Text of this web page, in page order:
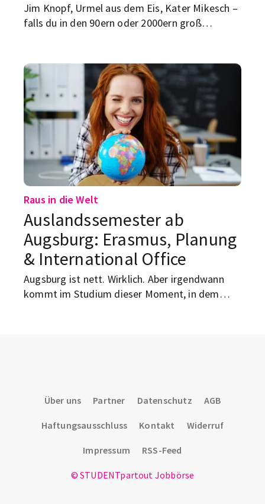
Jim Knopf, Urmel aus dem Eis, Kater Mikesch –
falls du in den 90ern oder 2000ern groß
wurden sie alle an einem Ort: der Augsburger
Puppenkiste.
Raus in die Welt
Auslandssemester ab
Augsburg: Erasmus, Planung
& International Office
Augsburg ist nett. Wirklich. Aber irgendwann
kommt im Studium dieser Moment, in dem
noch ein Winter mit grauem Campus-Himmel
Über uns Partner Datenschutz AGB
Haftungsausschluss Kontakt Widerruf
Impressum RSS-Feed
© STUDENTpartout Jobbörse